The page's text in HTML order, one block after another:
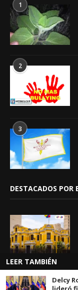
1
2
3
DESTACADOS POR
LEER TAMBIÉN
Delcy